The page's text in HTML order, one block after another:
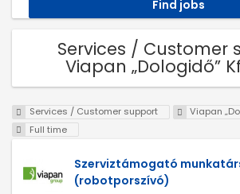
Services / Customer
Viapan „Dologidő”
Services / Customer support
Viapan
Full time
Szerviztámogató
(robotporszívó)